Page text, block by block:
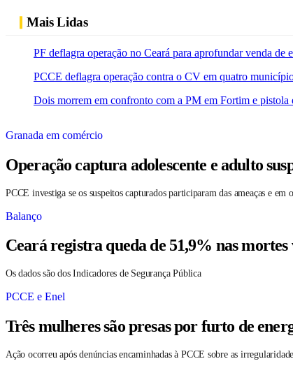
Mais Lidas
PF deflagra operação no Ceará para aprofundar venda de
PCCE deflagra operação contra o CV em quatro
Dois morrem em confronto com a PM em Fortim e pistola
Granada em comércio
Operação captura adolescente e adulto
PCCE investiga se os suspeitos capturados participaram das ameaças e em
Balanço
Ceará registra queda de 51,9% nas
Os dados são dos Indicadores de Segurança Pública
PCCE e Enel
Três mulheres são presas por furto de
Ação ocorreu após denúncias encaminhadas à PCCE sobre as